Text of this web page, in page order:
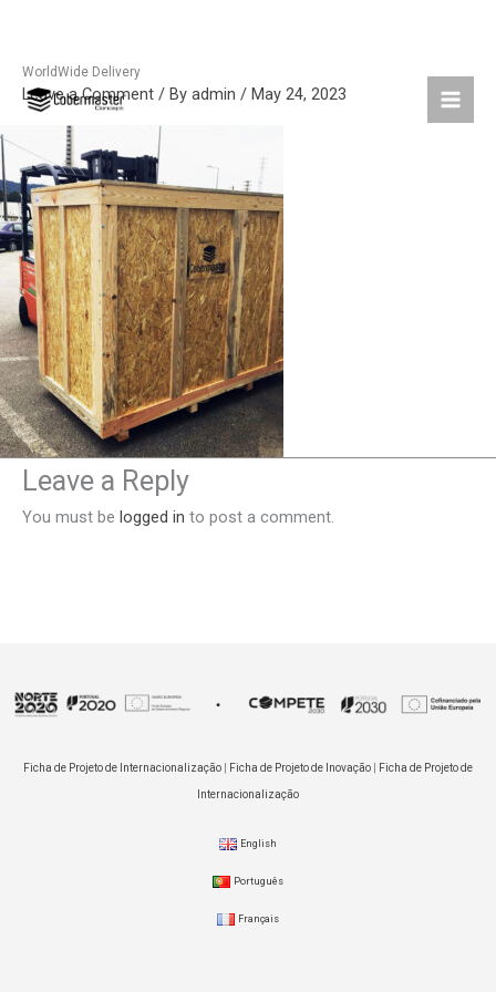
Skip
content
WorldWide Delivery
Leave a Comment / By admin / May 24, 2023
Leave a Reply
You must be logged in to post a comment.
Ficha de Projeto de Internacionalização Ficha de Projeto de Inovação Ficha de Projeto de
Internacionalização
English
Português
Français